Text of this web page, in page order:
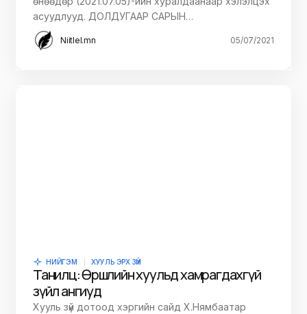
асуудлууд. ДОЛДУГААР САРЫН…
Niitlel.mn 05/07/2021
НИЙГЭМ ХУУЛЬ ЭРХ ЗҮЙ
Танилц: Өршөөлийн хуульд хамрагдахгүй
зүйл ангиуд
Хууль зүй дотоод хэргийн сайд Х.Нямбаатар